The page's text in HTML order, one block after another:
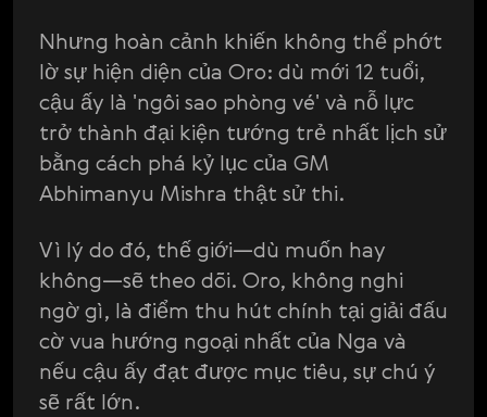
Nhưng hoàn cảnh khiến không thể phớt
lờ sự hiện diện của Oro: dù mới 12 tuổi,
cậu ấy là 'ngôi sao phòng vé' và nỗ lực
trở thành đại kiện tướng trẻ nhất lịch sử
bằng cách phá kỷ lục của GM
Abhimanyu Mishra thật sử thi.
Vì lý do đó, thế giới—dù muốn hay
không—sẽ theo dõi. Oro, không nghi
ngờ gì, là điểm thu hút chính tại giải đấu
cờ vua hướng ngoại nhất của Nga và
nếu cậu ấy đạt được mục tiêu, sự chú ý
sẽ rất lớn.